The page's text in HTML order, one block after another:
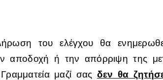
του ελέγχου θα
αποδοχή ή την απόρριψη της
μαζί σας δεν θα